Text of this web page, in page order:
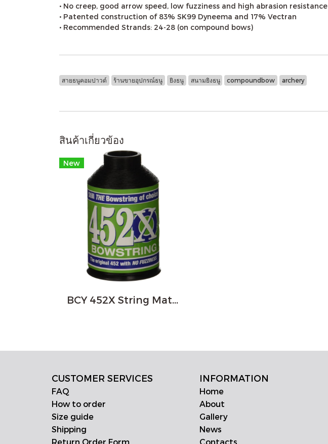
• No creep, good arrow speed, low fuzziness and high abrasion resistance
• Patented construction of 83% SK99 Dyneema and 17% Vectran
• Recommended Strands: 24-28 (on compound bows)
สายธนูคอมปาวด์ ร้านขายอุปกรณ์ธนู ยิงธนู สนามยิงธนู compoundbow archery
สินค้าเกี่ยวข้อง
New
BCY 452X String Material 1/4# (Colors)
CUSTOMER SERVICES
FAQ
How to order
Size guide
Shipping
Return Order Form
INFORMATION
Home
About
Gallery
News
Contacts